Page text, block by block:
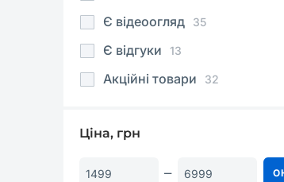
Є відеоогляд 35
Є відгуки 13
Акційні товари 32
Ціна, грн